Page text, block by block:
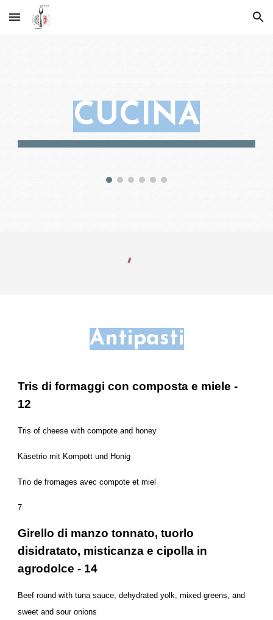
Skip to main content Skip to navigation
CUCINA
Antipasti
Tris di formaggi con composta e miele -
12
Tris of cheese with compote and honey
Käsetrio mit Kompott und Honig
Trio de fromages avec compote et miel
7
Girello di manzo tonnato, tuorlo
disidratato, misticanza e cipolla in
agrodolce - 14
Beef round with tuna sauce, dehydrated yolk, mixed greens, and
sweet and sour onions